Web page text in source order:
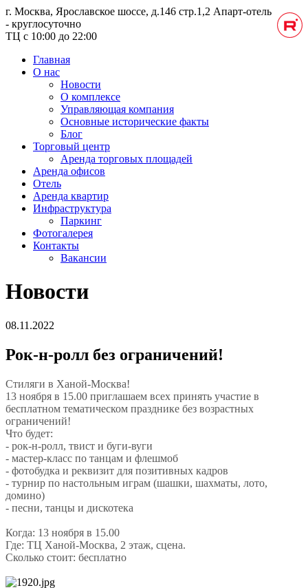
г. Москва, Ярославское шоссе, д.146 стр.1,2 Апарт-отель
- круглосуточно
ТЦ с 10:00 до 22:00
Главная
О нас
Новости
О комплексе
Управляющая компания
Основные исторические факты
Блог
Торговый центр
Аренда торговых площадей
Аренда офисов
Отель
Аренда квартир
Инфраструктура
Паркинг
Фотогалерея
Контакты
Вакансии
Новости
08.11.2022
Рок-н-ролл без ограничений!
Стиляги в Ханой-Москва!
13 ноября в 15.00 приглашаем всех принять участие в
бесплатном тематическом празднике без возрастных
ограничений!
Что будет:
- рок-н-ролл, твист и буги-вуги
- мастер-класс по танцам и флешмоб
- фотобудка и реквизит для позитивных кадров
- турнир по настольным играм (шашки, шахматы, лото,
домино)
- песни, танцы и дискотека
Когда: 13 ноября в 15.00
Где: ТЦ Ханой-Москва, 2 этаж, сцена.
Сколько стоит: бесплатно